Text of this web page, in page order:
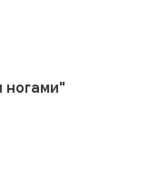
ногами"